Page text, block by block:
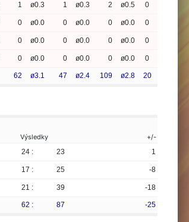
1 ø0.3 1 ø0.3 2 ø0.5 0
0 ø0.0 0 ø0.0 0 ø0.0 0
0 ø0.0 0 ø0.0 0 ø0.0 0
0 ø0.0 0 ø0.0 0 ø0.0 0
62 ø3.1 47 ø2.4 109 ø2.8 20
Výsledky
+/-
24 : 23 1
17 : 25 -8
21 : 39 -18
62 : 87 -25